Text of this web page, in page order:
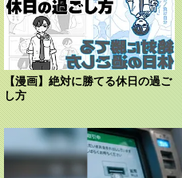
【漫画】絶対に勝てる休日の過ご
し方